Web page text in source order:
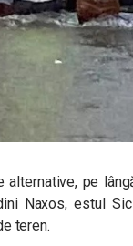
pe
Naxos, estul
teren.